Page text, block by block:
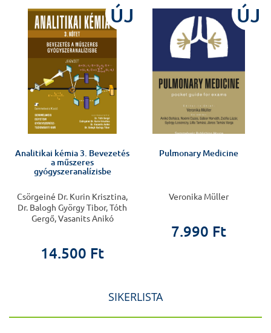
ÚJ
Analitikai kémia 3. Bevezetés
a műszeres
gyógyszeranalízisbe
Csörgeiné Dr. Kurin Krisztina,
Dr. Balogh György Tibor, Tóth
Gergő, Vasanits Anikó
14.500 Ft
ÚJ
Pulmonary Medicine
Veronika Müller
7.990 Ft
SIKERLISTA